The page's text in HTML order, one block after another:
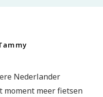
Nederlander
moment meer fietsen